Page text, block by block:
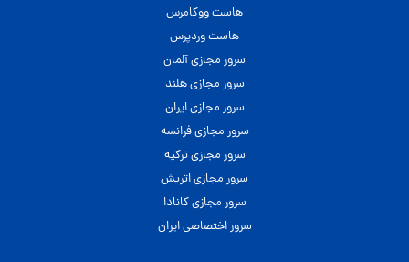
هاست ووکامرس
هاست وردپرس
سرور مجازی آلمان
سرور مجازی هلند
سرور مجازی ایران
سرور مجازی فرانسه
سرور مجازی ترکیه
سرور مجازی اتریش
سرور مجازی کانادا
سرور اختصاصی ایران